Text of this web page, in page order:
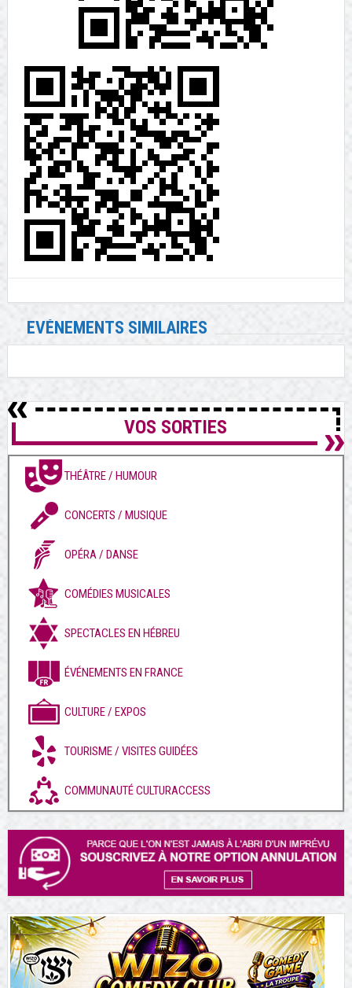
EVÉNEMENTS SIMILAIRES
VOS SORTIES
THÉÂTRE / HUMOUR
CONCERTS / MUSIQUE
OPÉRA / DANSE
COMÉDIES MUSICALES
SPECTACLES EN HÉBREU
ÉVÉNEMENTS EN FRANCE
CULTURE / EXPOS
TOURISME / VISITES GUIDÉES
COMMUNAUTÉ CULTURACCESS